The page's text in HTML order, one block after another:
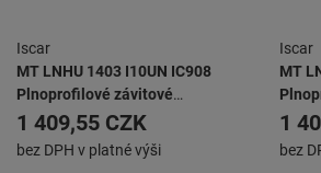
Iscar
MT LNHU 1403 I10UN IC908
Plnoprofilové závitové
frézovací destičky pro
americké závity (UN, UNC,
UNF, UNEF, UNS)
1 409,55 CZK
bez DPH v platné výši
Iscar
MT
1
bez